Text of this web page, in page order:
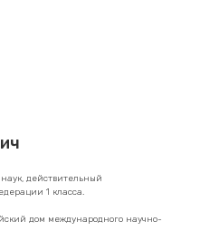
действительный
1 класса.
дом международного научно-